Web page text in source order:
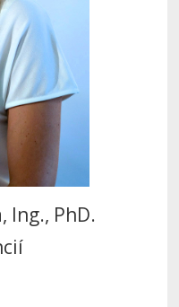
Ing., PhD.